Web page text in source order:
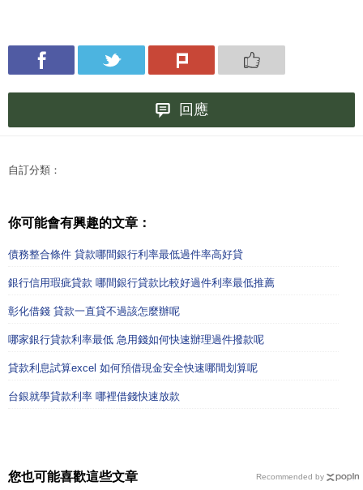
回應
自訂分類：
你可能會有興趣的文章：
債務整合條件 貸款哪間銀行利率最低過件率高好貸
銀行信用瑕疵貸款 哪間銀行貸款比較好過件利率最低推薦
彰化借錢 貸款一直貸不過該怎麼辦呢
哪家銀行貸款利率最低 急用錢如何快速辦理過件撥款呢
貸款利息試算excel 如何預借現金安全快速哪間划算呢
台銀就學貸款利率 哪裡借錢快速放款
您也可能喜歡這些文章 Recommended by